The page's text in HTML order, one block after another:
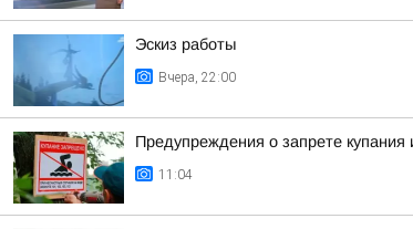
Эскиз работы
Вчера, 22:00
Предупреждения о запрете купания
11:04